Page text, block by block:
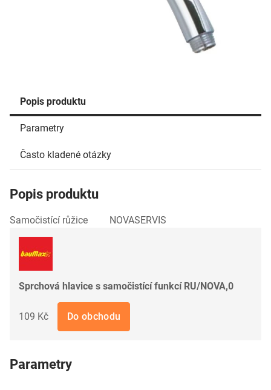
Popis produktu
Parametry
Často kladené otázky
Popis produktu
Samočistící růžice NOVASERVIS
Sprchová hlavice s samočistící funkcí RU/NOVA,0
109 Kč Do obchodu
Parametry